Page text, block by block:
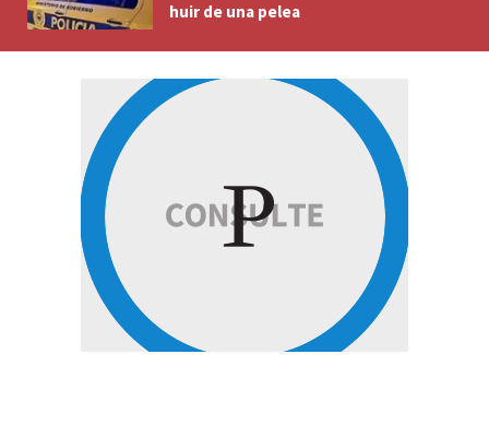
huir de una pelea